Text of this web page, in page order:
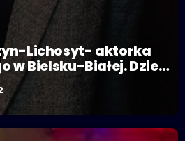
Lichosyt- aktorka
w Bielsku-Białej. Dzieje
Kultury!